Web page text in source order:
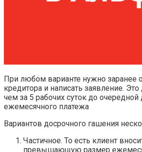
При любом варианте нужно заранее
кредитора и написать заявление.
чем за 5 рабочих суток до очередной
ежемесячного платежа
Вариантов досрочного гашения
Частичное. То есть клиент
превышающую размер